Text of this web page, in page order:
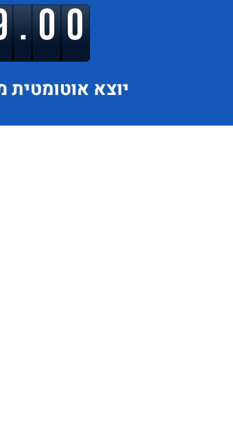
יוצאאוטומטית